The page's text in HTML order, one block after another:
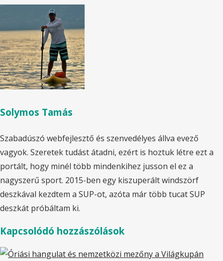
Solymos Tamás
Szabadúszó webfejlesztő és szenvedélyes állva evező
vagyok. Szeretek tudást átadni, ezért is hoztuk létre ezt a
portált, hogy minél több mindenkihez jusson el ez a
nagyszerű sport. 2015-ben egy kiszuperált windszörf
deszkával kezdtem a SUP-ot, azóta már több tucat SUP
deszkát próbáltam ki.
Kapcsolódó hozzászólások